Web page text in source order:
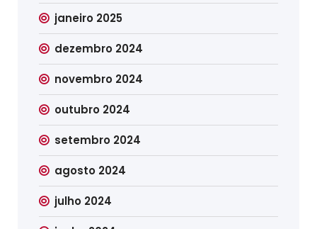
janeiro 2025
dezembro 2024
novembro 2024
outubro 2024
setembro 2024
agosto 2024
julho 2024